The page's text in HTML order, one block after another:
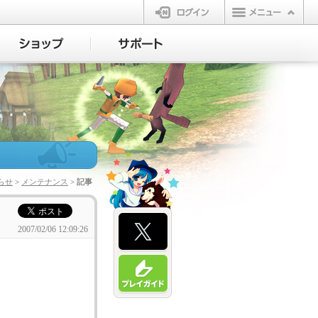
ログイン
せ > メンテナンス > 記事
2007/02/06 12:09:26